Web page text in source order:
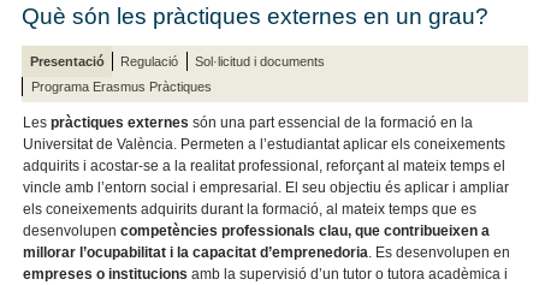
Què són les pràctiques externes en un grau?
Presentació Regulació
Sol·licitud i documents
Programa Erasmus Pràctiques
Lespràctiques externes són una part essencial de la formació en la
Universitat de València. Permeten a l’estudiantat aplicar els coneixements
adquirits i acostar-se a la realitat professional, reforçant al mateix temps el
vincle amb l’entorn social i empresarial. El seu objectiu és aplicar i ampliar
els coneixements adquirits durant la formació, al mateix temps que es
desenvolupencompetències professionals clau, que contribueixen a
millorar l’ocupabilitat i la capacitat d’emprenedoria. Es desenvolupen en
empreses o institucionsamb la supervisió d’un tutor o tutora acadèmica i